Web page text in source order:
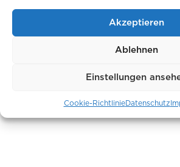
Akzeptieren
Ablehnen
Einstellungen
Cookie-RichtlinieDatenschutz
Datenschutz